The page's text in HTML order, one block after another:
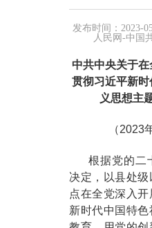
发布时间：2023-
人民网-中国
中共中央关于
贯彻习近平新
义思想主
（2023
根据党的二
决定，以县处
点在全党深入
新时代中国特